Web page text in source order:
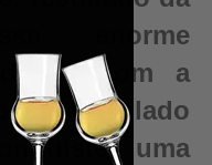
enorme
com a
seu destilado
uma